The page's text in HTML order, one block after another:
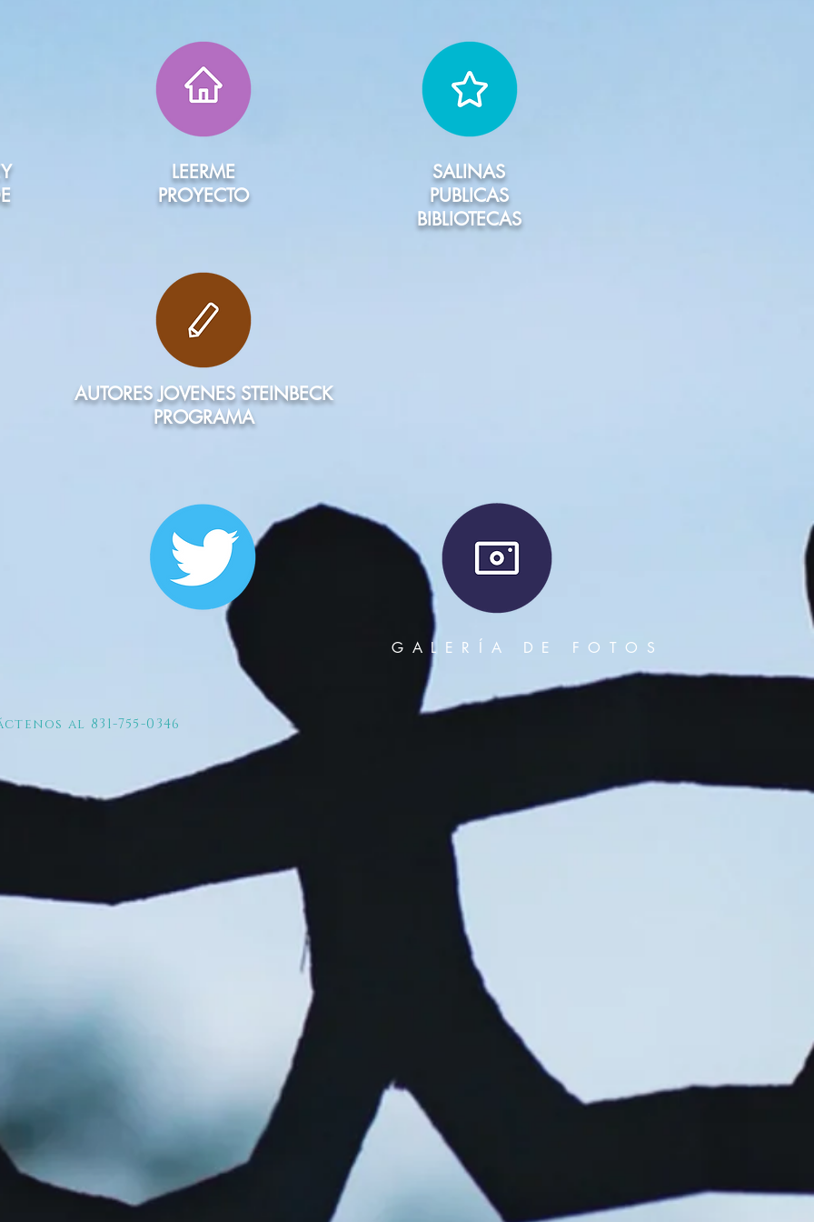
LEERME
PROYECTO
SALINAS
PUBLICAS
BIBLIOTECAS
AUTORES JOVENES STEINBECK
PROGRAMA
GALERÍA DE FOTOS
al 831-755-0346